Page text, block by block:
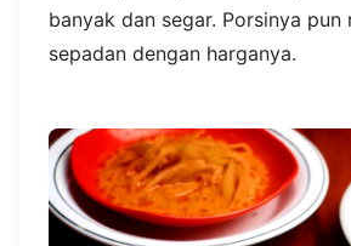
banyak dan segar. Porsinya pun
sepadan dengan harganya.